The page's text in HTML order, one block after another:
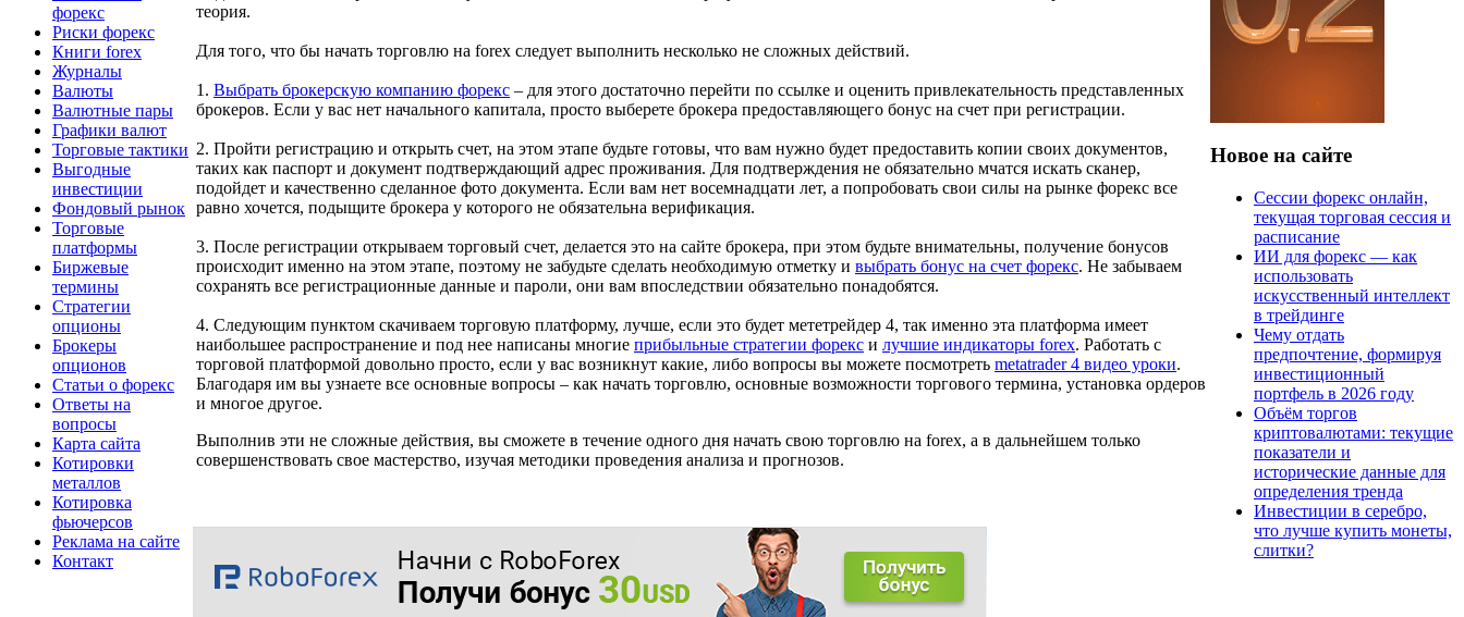
форекс
Риски форекс
Книги forex
Журналы
Валюты
Валютные пары
Графики валют
Торговые тактики
Выгодные
инвестиции
Фондовый рынок
Торговые
платформы
Биржевые
термины
Стратегии
опционы
Брокеры
опционов
Статьи о форекс
Ответы на
вопросы
Карта сайта
Котировки
металлов
Котировка
фьючерсов
Реклама на сайте
Контакт
теория.
Для того, что бы начать торговлю на forex следует выполнить несколько не сложных действий.
1. Выбрать брокерскую компанию форекс – для этого достаточно перейти по ссылке и оценить привлекательность представленных
брокеров. Если у вас нет начального капитала, просто выберете брокера предоставляющего бонус на счет при регистрации.
2. Пройти регистрацию и открыть счет, на этом этапе будьте готовы, что вам нужно будет предоставить копии своих документов,
таких как паспорт и документ подтверждающий адрес проживания. Для подтверждения не обязательно мчатся искать сканер,
подойдет и качественно сделанное фото документа. Если вам нет восемнадцати лет, а попробовать свои силы на рынке форекс все
равно хочется, подыщите брокера у которого не обязательна верификация.
3. После регистрации открываем торговый счет, делается это на сайте брокера, при этом будьте внимательны, получение бонусов
происходит именно на этом этапе, поэтому не забудьте сделать необходимую отметку и выбрать бонус на счет форекс. Не забываем
сохранять все регистрационные данные и пароли, они вам впоследствии обязательно понадобятся.
4. Следующим пунктом скачиваем торговую платформу, лучше, если это будет мететрейдер 4, так именно эта платформа имеет
наибольшее распространение и под нее написаны многие прибыльные стратегии форекс и лучшие индикаторы forex. Работать с
торговой платформой довольно просто, если у вас возникнут какие, либо вопросы вы можете посмотреть metatrader 4 видео уроки.
Благодаря им вы узнаете все основные вопросы – как начать торговлю, основные возможности торгового термина, установка ордеров
и многое другое.
Выполнив эти не сложные действия, вы сможете в течение одного дня начать свою торговлю на forex, а в дальнейшем только
совершенствовать свое мастерство, изучая методики проведения анализа и прогнозов.
Новое на сайте
Сессии форекс онлайн,
текущая торговая сессия и
расписание
ИИ для форекс — как
использовать
искусственный интеллект
в трейдинге
Чему отдать
предпочтение, формируя
инвестиционный
портфель в 2026 году
Объём торгов
криптовалютами: текущие
показатели и
исторические данные для
определения тренда
Инвестиции в серебро,
что лучше купить монеты,
слитки?